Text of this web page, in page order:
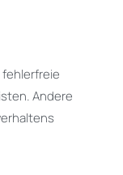
fehlerfreie
Andere